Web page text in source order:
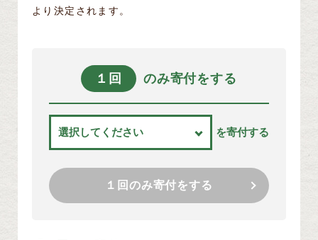
より決定されます。
１回 のみ寄付をする
を寄付する
１回のみ寄付をする